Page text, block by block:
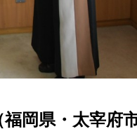
岡県・太宰府市